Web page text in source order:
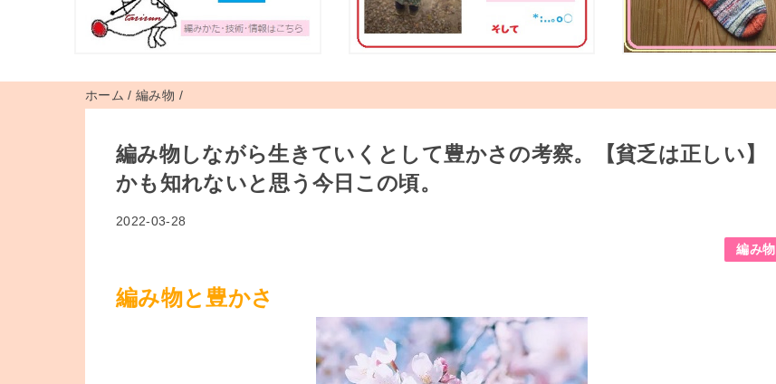
ホーム /編み物 /
編み物しながら生きていくとして豊かさの考察。【貧乏は正しい】
かも知れないと思う今日この頃。
2022-03-28
編み物
編み物と豊かさ